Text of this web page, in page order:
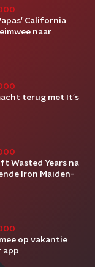
California
naar
terug met It's
Wasted Years na
Iron Maiden-
op vakantie
app